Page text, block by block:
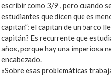
escribir como 3/9 , pero cuando
estudiantes que dicen que es
capitán”: el capitán de un barco
capitán? Es recurrente que
años, porque hay una imperiosa
encabezado.
«Sobre esas problemáticas